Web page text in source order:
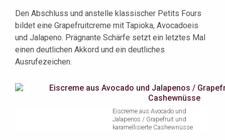
Den Abschluss und anstelle klassischer Petits Fours
bildet eine Grapefruitcreme mit Tapioka, Avocadoeis
und Jalapeno. Prägnante Schärfe setzt ein letztes Mal
einen deutlichen Akkord und ein deutliches
Ausrufezeichen.
Eiscreme aus Avocado und
Jalapenos / Grapefruit und
karamellisierte Cashewnüsse